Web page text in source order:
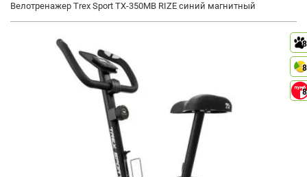
Велотренажер Trex Sport TX-350MB RIZE синий магнитный
8
8
8